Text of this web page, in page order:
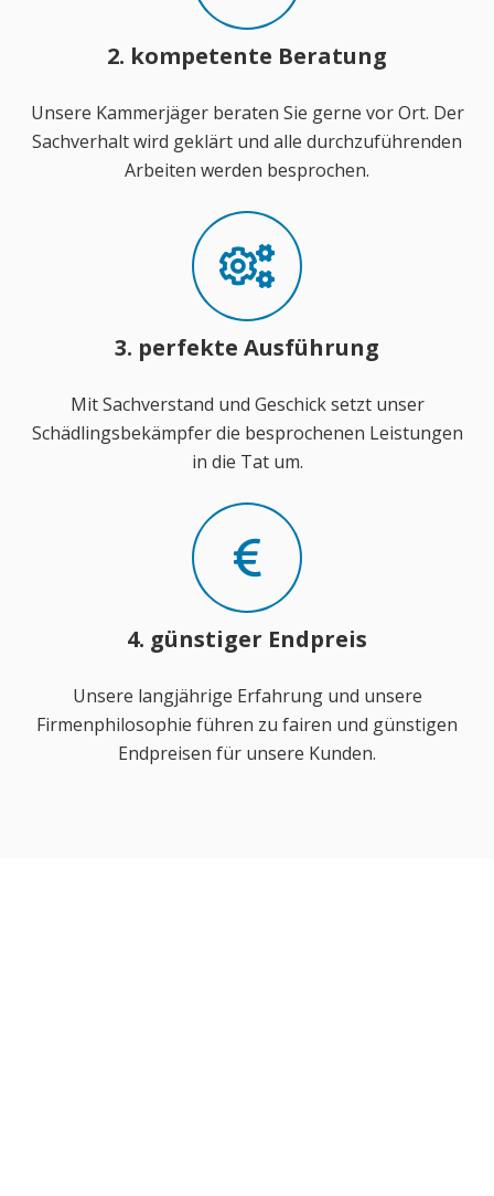
2. kompetente Beratung
Unsere Kammerjäger beraten Sie gerne vor Ort. Der
Sachverhalt wird geklärt und alle durchzuführenden
Arbeiten werden besprochen.
3. perfekte Ausführung
Mit Sachverstand und Geschick setzt unser
Schädlingsbekämpfer die besprochenen Leistungen
in die Tat um.
4. günstiger Endpreis
Unsere langjährige Erfahrung und unsere
Firmenphilosophie führen zu fairen und günstigen
Endpreisen für unsere Kunden.